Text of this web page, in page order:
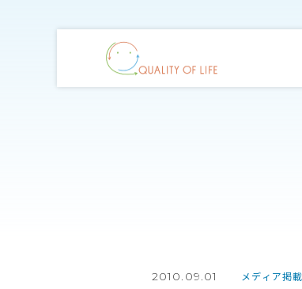
2010.09.01 メディア掲載